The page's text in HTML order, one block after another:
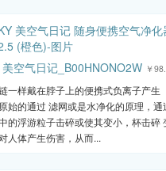
空气日记_B00HNONO2W ￥
一样戴在脖子上的便携式负离子产生
始的通过 滤网或是水净化的原理，通
的浮游粒子击碎或使其变小，杯击碎
人体产生伤害，从而...